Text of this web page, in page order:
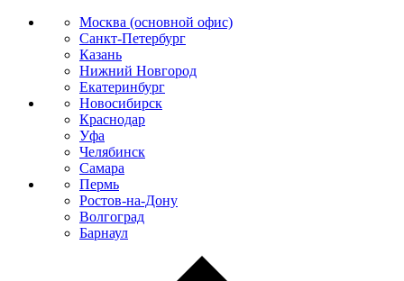
Москва (основной офис)
Санкт-Петербург
Казань
Нижний Новгород
Екатеринбург
Новосибирск
Краснодар
Уфа
Челябинск
Самара
Пермь
Ростов-на-Дону
Волгоград
Барнаул